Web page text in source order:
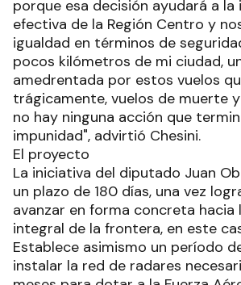
porque esa decisión ayudará a
efectiva de la Región Centro y
igualdad en términos de
pocos kilómetros de mi ciudad,
amedrentada por estos vuelos
trágicamente, vuelos de muerte
no hay ninguna acción que
impunidad", advirtió Chesini.
El proyecto
La iniciativa del diputado Juan
un plazo de 180 días, una vez
avanzar en forma concreta
integral de la frontera, en este
Establece asimismo un período
instalar la red de radares